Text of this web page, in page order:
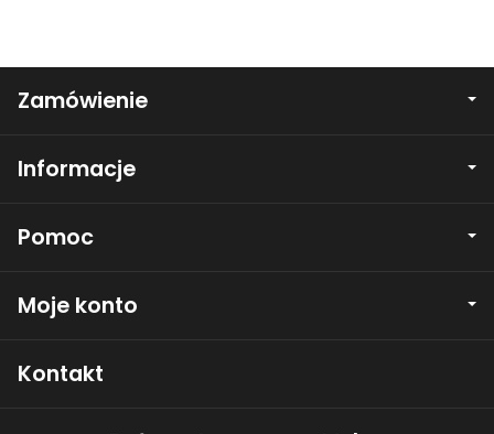
Zamówienie
Informacje
Pomoc
Moje konto
Kontakt